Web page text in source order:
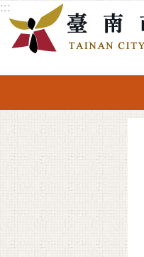
跳到主要內容區塊
:::
:::